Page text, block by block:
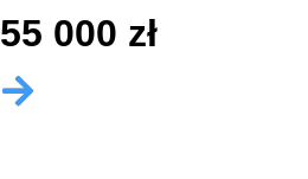
55 000 zł